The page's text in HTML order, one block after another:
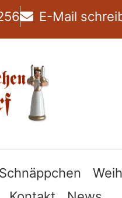
E-Mail
Schnäppchen